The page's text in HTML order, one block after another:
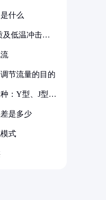
什么
及低温冲击要
节流量的目的
：Y型、J型、
是多少
式